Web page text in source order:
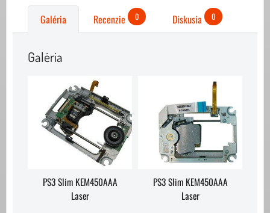
Galéria Recenzie 0 Diskusia 0
Galéria
PS3 Slim KEM450AAA
Laser
PS3 Slim KEM450AAA
Laser